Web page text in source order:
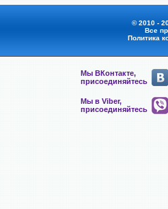
© 2010 -
Все
Политика
Мы ВКонтакте,
присоединяйтесь
Мы в Viber,
присоединяйтесь